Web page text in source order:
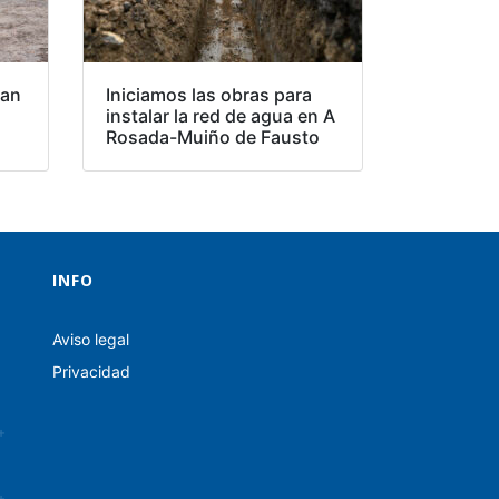
Iniciamos las obras para
instalar la red de agua en A
Rosada-Muiño de Fausto
INFO
Aviso legal
Privacidad